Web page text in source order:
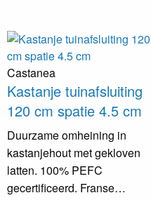
Castanea
Kastanje tuinafsluiting
120 cm spatie 4.5 cm
Duurzame omheining in
kastanjehout met gekloven
latten. 100% PEFC
gecertificeerd. Franse…